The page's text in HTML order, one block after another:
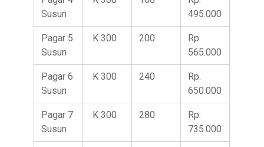
Susun
495.000
Pagar 5
Susun
K 300 200
Rp.
565.000
Pagar 6
Susun
K 300 240
Rp.
650.000
Pagar 7
Susun
K 300 280
Rp.
735.000